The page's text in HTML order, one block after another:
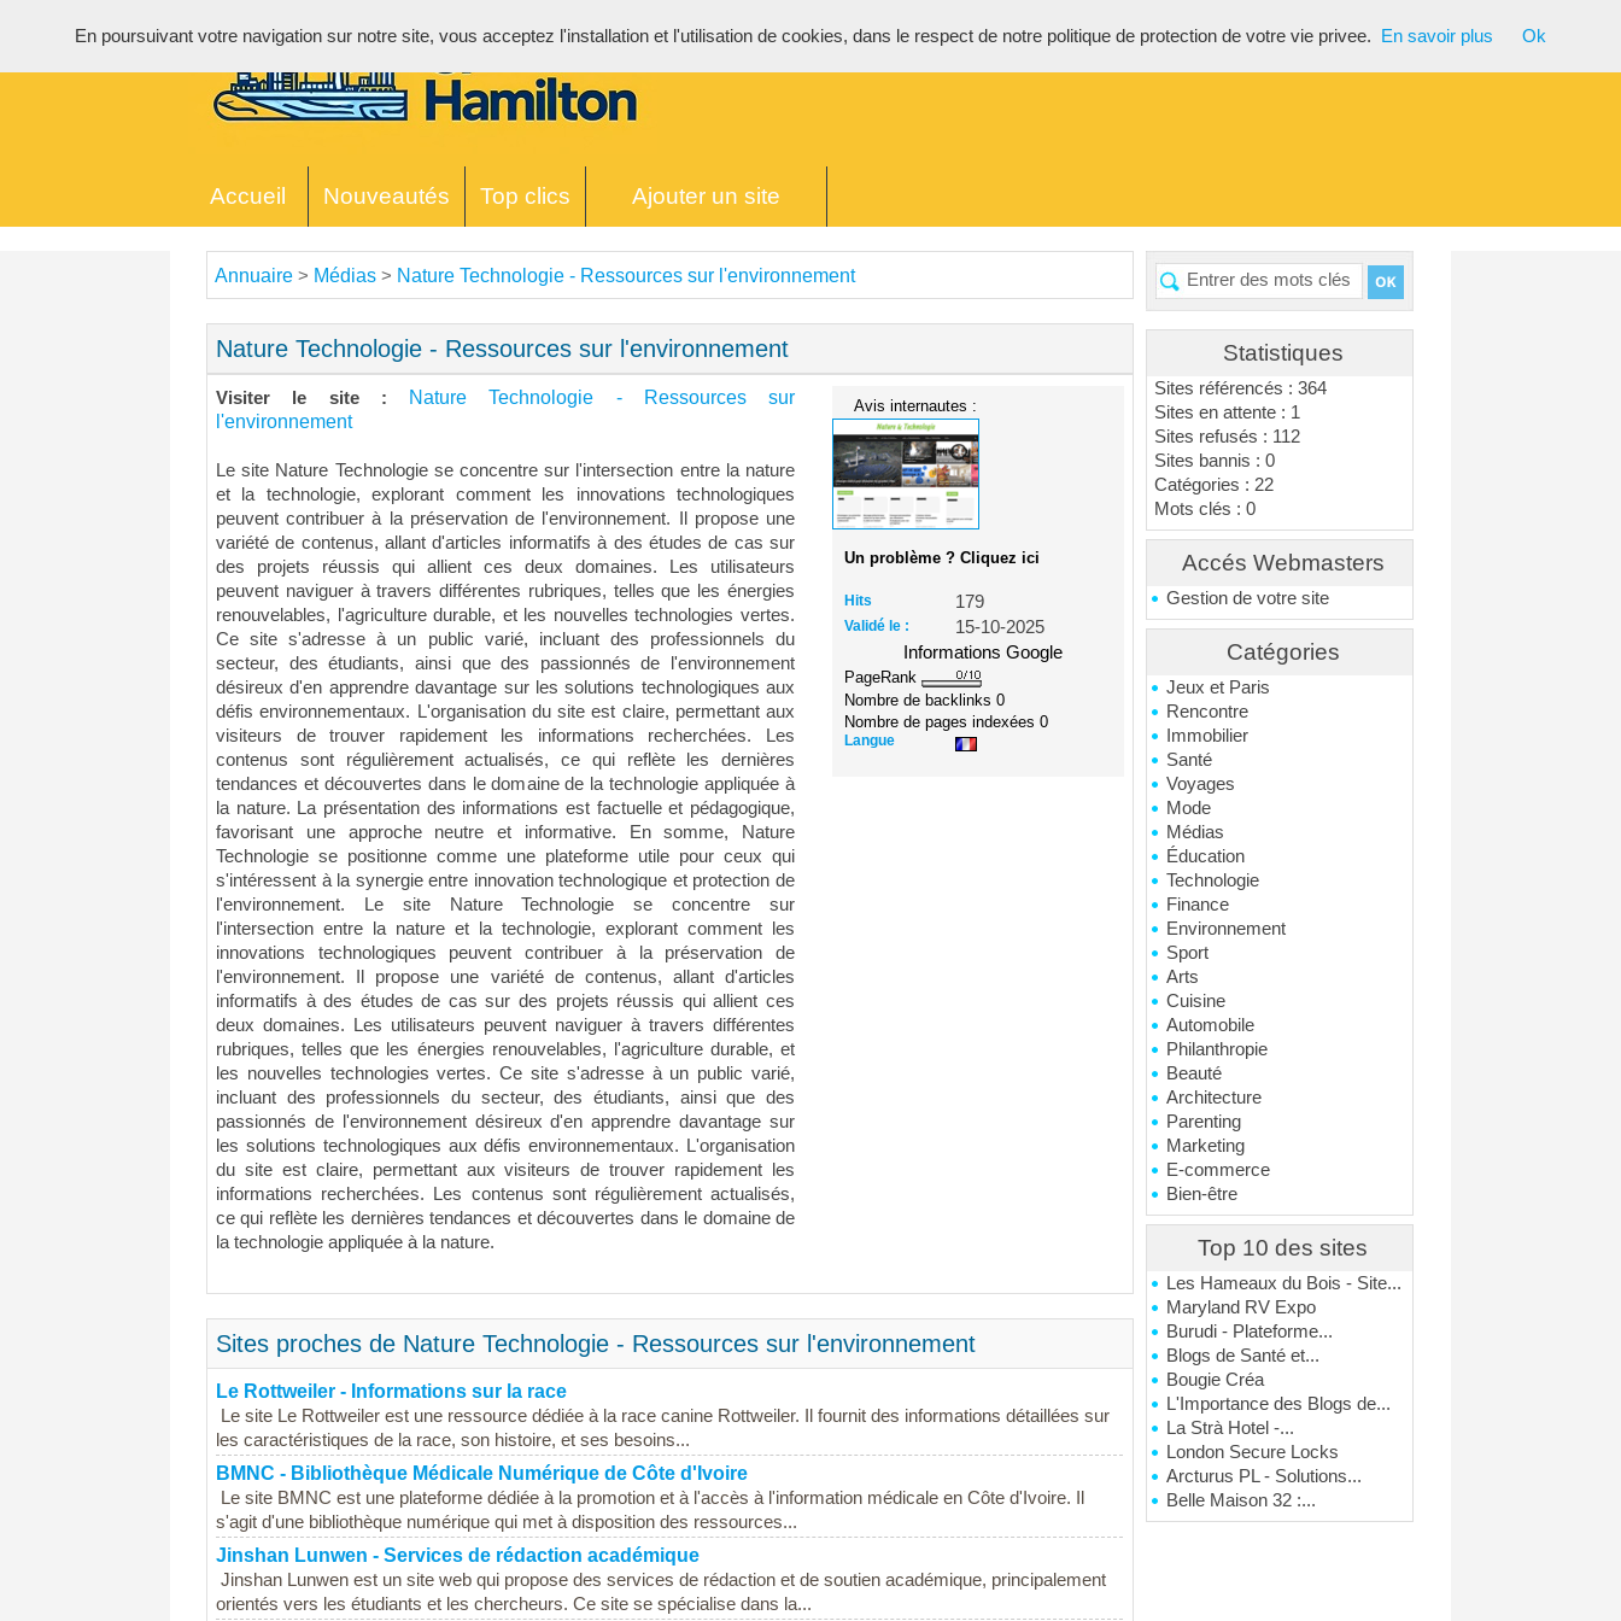
Accueil Nouveautés Top clics Ajouter un site
Statistiques
Sites référencés : 364
Sites en attente : 1
Sites refusés : 112
Sites bannis : 0
Catégories : 22
Mots clés : 0
Accés Webmasters
Gestion de votre site
Catégories
Jeux et Paris
Rencontre
Immobilier
Santé
Voyages
Mode
Médias
Éducation
Technologie
Finance
Environnement
Sport
Arts
Cuisine
Automobile
Philanthropie
Beauté
Architecture
Parenting
Marketing
E-commerce
Bien-être
Top 10 des sites
Les Hameaux du Bois - Site...
Maryland RV Expo
Burudi - Plateforme...
Blogs de Santé et...
Bougie Créa
L'Importance des Blogs de...
La Strà Hotel -...
London Secure Locks
Arcturus PL - Solutions...
Belle Maison 32 :...
Annuaire > Médias > Nature Technologie - Ressources sur l'environnement
Nature Technologie - Ressources sur l'environnement
Visiter le site :
Nature Technologie - Ressources sur
l'environnement
Le site Nature Technologie se concentre sur l'intersection entre la nature
et la technologie, explorant comment les innovations technologiques
peuvent contribuer à la préservation de l'environnement. Il propose une
variété de contenus, allant d'articles informatifs à des études de cas sur
des projets réussis qui allient ces deux domaines. Les utilisateurs
peuvent naviguer à travers différentes rubriques, telles que les énergies
renouvelables, l'agriculture durable, et les nouvelles technologies vertes.
Ce site s'adresse à un public varié, incluant des professionnels du
secteur, des étudiants, ainsi que des passionnés de l'environnement
désireux d'en apprendre davantage sur les solutions technologiques aux
défis environnementaux. L'organisation du site est claire, permettant aux
visiteurs de trouver rapidement les informations recherchées. Les
contenus sont régulièrement actualisés, ce qui reflète les dernières
tendances et découvertes dans le domaine de la technologie appliquée à
la nature. La présentation des informations est factuelle et pédagogique,
favorisant une approche neutre et informative. En somme, Nature
Technologie se positionne comme une plateforme utile pour ceux qui
s'intéressent à la synergie entre innovation technologique et protection de
l'environnement. Le site Nature Technologie se concentre sur
l'intersection entre la nature et la technologie, explorant comment les
innovations technologiques peuvent contribuer à la préservation de
l'environnement. Il propose une variété de contenus, allant d'articles
informatifs à des études de cas sur des projets réussis qui allient ces
deux domaines. Les utilisateurs peuvent naviguer à travers différentes
rubriques, telles que les énergies renouvelables, l'agriculture durable, et
les nouvelles technologies vertes. Ce site s'adresse à un public varié,
incluant des professionnels du secteur, des étudiants, ainsi que des
passionnés de l'environnement désireux d'en apprendre davantage sur
les solutions technologiques aux défis environnementaux. L'organisation
du site est claire, permettant aux visiteurs de trouver rapidement les
informations recherchées. Les contenus sont régulièrement actualisés,
ce qui reflète les dernières tendances et découvertes dans le domaine de
la technologie appliquée à la nature.
Avis internautes :
Un problème ? Cliquez ici
Hits 179
Validé le :
15-10-2025
Informations Google
PageRank
Nombre de backlinks0
Nombre de pages indexées0
Langue
Sites proches de Nature Technologie - Ressources sur l'environnement
Le Rottweiler - Informations sur la race
Le site Le Rottweiler est une ressource dédiée à la race canine Rottweiler. Il fournit des informations détaillées sur
les caractéristiques de la race, son histoire, et ses besoins...
BMNC - Bibliothèque Médicale Numérique de Côte d'Ivoire
Le site BMNC est une plateforme dédiée à la promotion et à l'accès à l'information médicale en Côte d'Ivoire. Il
s'agit d'une bibliothèque numérique qui met à disposition des ressources...
Jinshan Lunwen - Services de rédaction académique
Jinshan Lunwen est un site web qui propose des services de rédaction et de soutien académique, principalement
orientés vers les étudiants et les chercheurs. Ce site se spécialise dans la...
En poursuivant votre navigation sur notre site, vous acceptez l'installation et l'utilisation de cookies, dans le respect de notre politique de protection de votre vie privee. En savoir plus Ok